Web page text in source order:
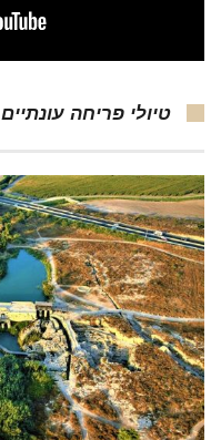
טיולי פריחה עונתיים